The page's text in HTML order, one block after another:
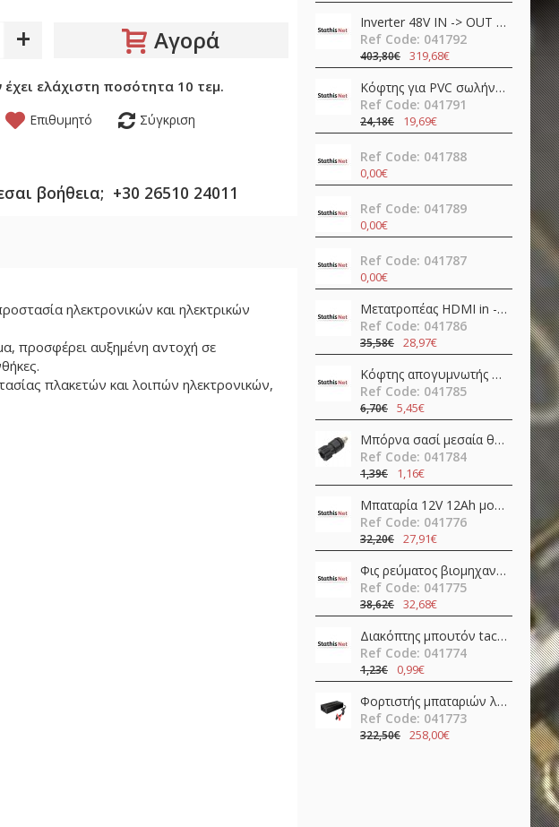
Inverter 48V ΙΝ -> OUT 230VAC 400W καθαρού ημιτόνου NTS-750-248EU MEAN WELL
Ref Code: 041792
403,80€ 319,68€
Κόφτης για PVC σωλήνες SR-366 Pro'sKit
Ref Code: 041791
24,18€ 19,69€
Ref Code: 041788
0,00€
Ref Code: 041789
0,00€
Ref Code: 041787
0,00€
Μετατροπέας HDMI in -> HDMI + SPDIF + 3.5mm out 4K@60Hz OZV8
Ref Code: 041786
35,58€ 28,97€
Κόφτης απογυμνωτής 0.5-4.0mm ψαλίδι ακριβείας CP-108 (6PK-223) Pro'sKit
Ref Code: 041785
6,70€ 5,45€
Μπόρνα σασί μεσαία θηλυκή απλή 42mm/Φ4/30Α βακελίτη μαύρη νίκελ JT-6132 JKG
Ref Code: 041784
1,39€ 1,16€
Μπαταρία 12V 12Ah μολύβδου FL12-12 Invictus
Ref Code: 041776
32,20€ 27,91€
Φις ρεύματος βιομηχανικό αρσενικό 4pins 16A 400V IP67 C01620H00321012 Amphenol
Ref Code: 041775
38,62€ 32,68€
Διακόπτης μπουτόν tact σταθερός DPDT ON-ON 0.1A 30V PCB Mount BS-800-L Canal Electronic
Ref Code: 041774
1,23€ 0,99€
Φορτιστής μπαταριών λιθίου 24V 20A AP-PF600-24L Epever
Ref Code: 041773
322,50€ 258,00€
+ Αγορά
ελάχιστη ποσότητα 10 τεμ.
Επιθυμητό Σύγκριση
βοήθεια; +30 26510 24011
ηλεκτρονικών και ηλεκτρικών
προσφέρει αυξημένη αντοχή σε
πλακετών και λοιπών ηλεκτρονικών,